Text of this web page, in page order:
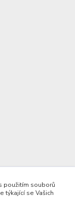
použitím souborů
týkající se Vašich